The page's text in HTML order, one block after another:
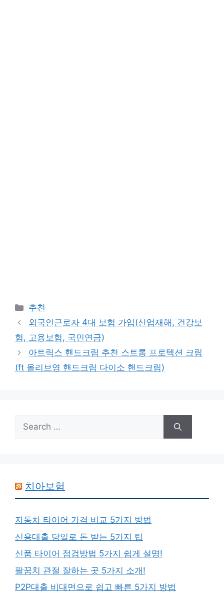
Categories
추천
외국인근로자 4대 보험 가입(산업재해, 건강보
험, 고용보험, 국민연금)
아트릭스 핸드크림 추천 스트롱 프로텍션 크림
(ft 올리브영 핸드크림 다이소 핸드크림)
Search
for:
치아보험
자동차 타이어 가격 비교 5가지 방법
신용대출 당일로 돈 받는 5가지 팁
신품 타이어 점검방법 5가지 쉽게 설명!
팔꿈치 관절 잘하는 곳 5가지 소개!
P2P대출 비대면으로 쉽고 빠른 5가지 방법